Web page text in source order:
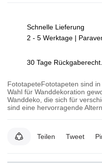
Schnelle Lieferung
2 - 5 Werktage |
30 Tage Rückgaberecht.
FototapeteFototapeten sind
Wahl für Wanddekoration
Wanddeko, die sich für
sind eine hervorragende
Teilen Tweet